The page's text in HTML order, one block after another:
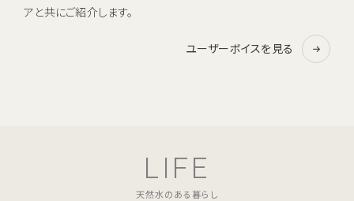
アと共にご紹介します。
ユーザーボイスを見る
LIFE
天然水のある暮らし